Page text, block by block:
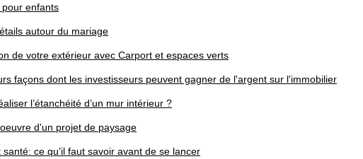
enfants
autour du mariage
de votre extérieur avec Carport et espaces verts
façons dont les investisseurs peuvent gagner de l'argent sur l'immobilier
l’étanchéité d’un mur intérieur ?
d'un projet de paysage
santé: ce qu’il faut savoir avant de se lancer